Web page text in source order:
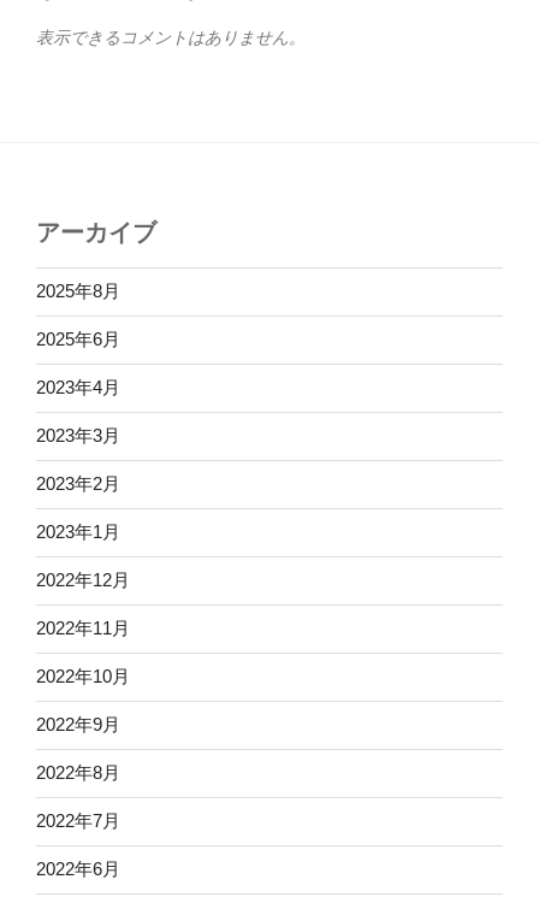
表示できるコメントはありません。
アーカイブ
2025年8月
2025年6月
2023年4月
2023年3月
2023年2月
2023年1月
2022年12月
2022年11月
2022年10月
2022年9月
2022年8月
2022年7月
2022年6月